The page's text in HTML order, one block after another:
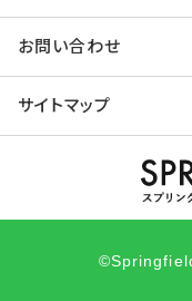
お問い合わせ
サイトマップ